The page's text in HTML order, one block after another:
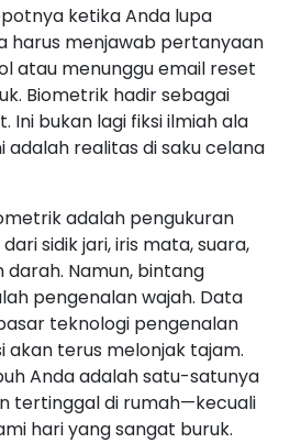
ketika Anda lupa
harus menjawab pertanyaan
atau menunggu email reset
Biometrik hadir sebagai
Ini bukan lagi fiksi ilmiah ala
adalah realitas di saku celana
adalah pengukuran
sidik jari, iris mata, suara,
Namun, bintang
pengenalan wajah. Data
teknologi pengenalan
akan terus melonjak tajam.
Anda adalah satu-satunya
tertinggal di rumah—kecuali
hari yang sangat buruk.